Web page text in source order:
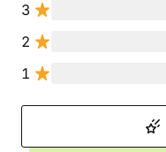
3
2
1